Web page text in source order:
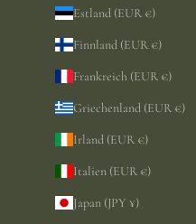
Estland (EUR €)
Finnland (EUR €)
Frankreich (EUR €)
Griechenland (EUR €)
Irland (EUR €)
Italien (EUR €)
Japan (JPY ¥)